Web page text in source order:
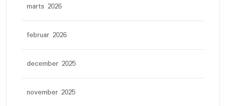
marts 2026
februar 2026
december 2025
november 2025